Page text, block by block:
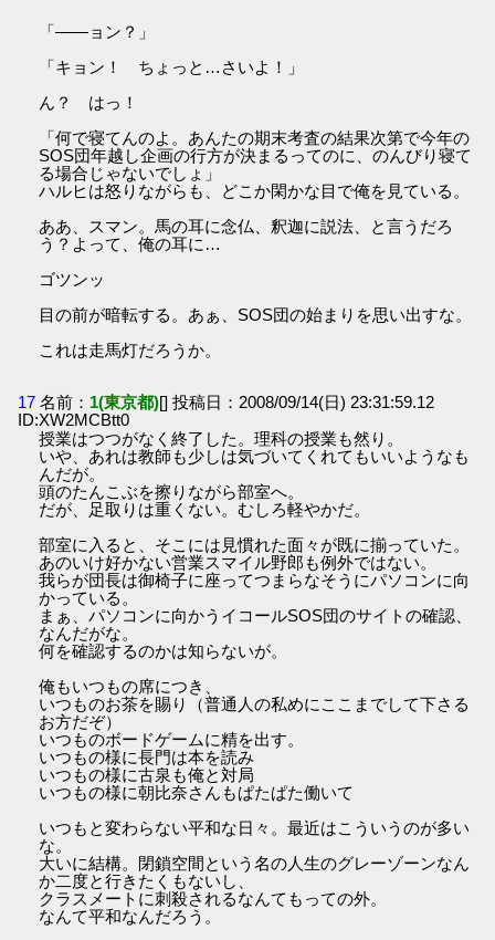
「――ョン？」
「キョン！ ちょっと…さいよ！」
ん？ はっ！
「何で寝てんのよ。あんたの期末考査の結果次第で今年の
SOS団年越し企画の行方が決まるってのに、のんびり寝て
る場合じゃないでしょ」
ハルヒは怒りながらも、どこか閑かな目で俺を見ている。
ああ、スマン。馬の耳に念仏、釈迦に説法、と言うだろ
う？よって、俺の耳に…
ゴツンッ
目の前が暗転する。あぁ、SOS団の始まりを思い出すな。
これは走馬灯だろうか。
17 名前： 1(東京都)[] 投稿日：2008/09/14(日) 23:31:59.12
ID:XW2MCBtt0
授業はつつがなく終了した。理科の授業も然り。
いや、あれは教師も少しは気づいてくれてもいいようなも
んだが。
頭のたんこぶを擦りながら部室へ。
だが、足取りは重くない。むしろ軽やかだ。
部室に入ると、そこには見慣れた面々が既に揃っていた。
あのいけ好かない営業スマイル野郎も例外ではない。
我らが団長は御椅子に座ってつまらなそうにパソコンに向
かっている。
まぁ、パソコンに向かうイコールSOS団のサイトの確認、
なんだがな。
何を確認するのかは知らないが。
俺もいつもの席につき、
いつものお茶を賜り（普通人の私めにここまでして下さる
お方だぞ）
いつものボードゲームに精を出す。
いつもの様に長門は本を読み
いつもの様に古泉も俺と対局
いつもの様に朝比奈さんもぱたぱた働いて
いつもと変わらない平和な日々。最近はこういうのが多い
な。
大いに結構。閉鎖空間という名の人生のグレーゾーンなん
か二度と行きたくもないし、
クラスメートに刺殺されるなんてもっての外。
なんて平和なんだろう。